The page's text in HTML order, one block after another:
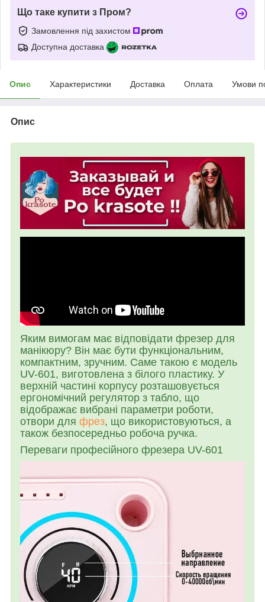
Що таке купити з Пром?
Замовлення під захистом
Доступна доставка
Опис Характеристики Доставка Оплата Умови
Опис
Яким вимогам має відповідати фрезер для
манікюру? Він має бути функціональним,
компактним, зручним. Саме такою є модель
UV-601, виготовлена з білого пластику. У
верхній частині корпусу розташовується
ергономічний регулятор з табло, що
відображає вибрані параметри роботи,
отвори для фрез, що використовуються, а
також безпосередньо робоча ручка.
Переваги професійного фрезера UV-601